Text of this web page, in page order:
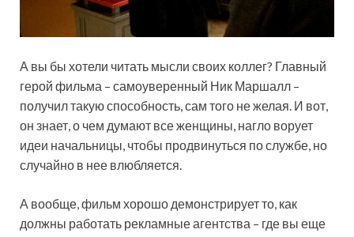
А вы бы хотели читать мысли своих коллег? Главный
герой фильма – самоуверенный Ник Маршалл –
получил такую способность, сам того не желая. И вот,
он знает, о чем думают все женщины, нагло ворует
идеи начальницы, чтобы продвинуться по службе, но
случайно в нее влюбляется.
А вообще, фильм хорошо демонстрирует то, как
должны работать рекламные агентства – где вы еще